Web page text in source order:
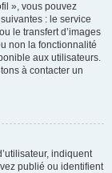
», vous pouvez
: le service
le transfert d’images
non la fonctionnalité
aux utilisateurs.
à contacter un
indiquent
publié ou identifient